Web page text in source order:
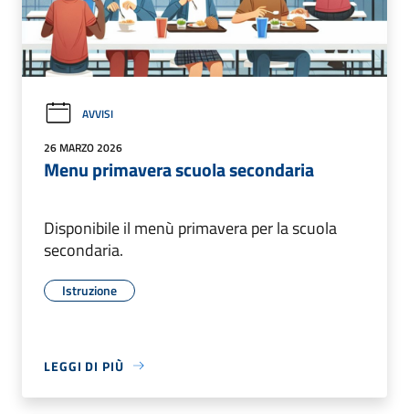
AVVISI
26 MARZO 2026
Menu primavera scuola secondaria
Disponibile il menù primavera per la scuola
secondaria.
Istruzione
LEGGI DI PIÙ